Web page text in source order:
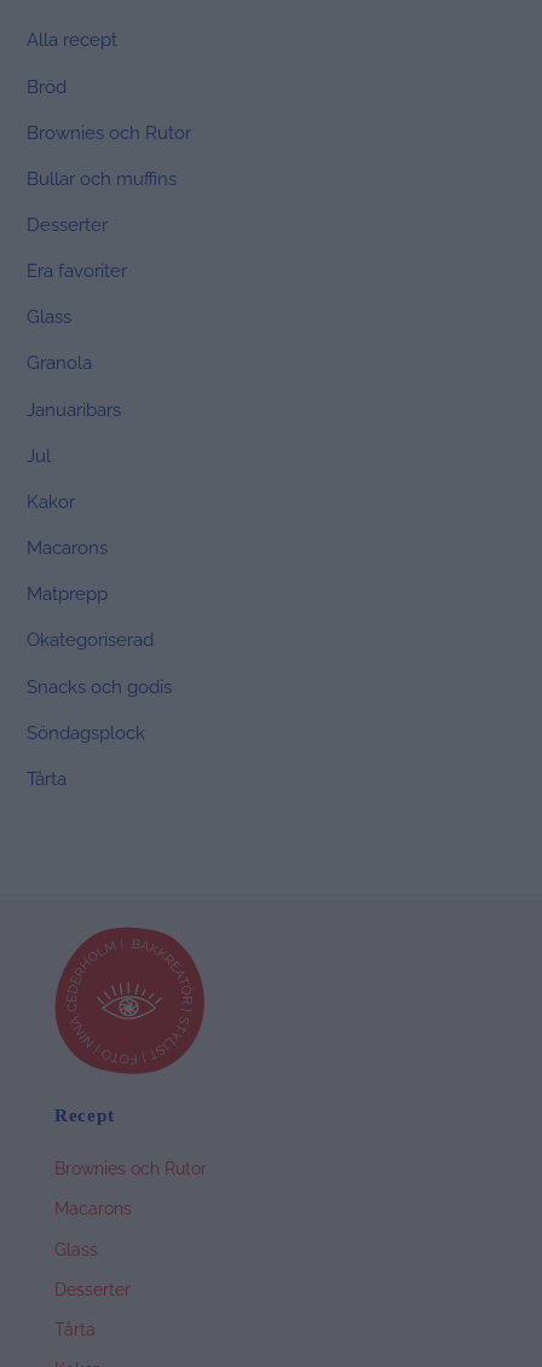
Alla recept
Bröd
Brownies och Rutor
Bullar och muffins
Desserter
Era favoriter
Glass
Granola
Januaribars
Jul
Kakor
Macarons
Matprepp
Okategoriserad
Snacks och godis
Söndagsplock
Tårta
Recept
Brownies och Rutor
Macarons
Glass
Desserter
Tårta